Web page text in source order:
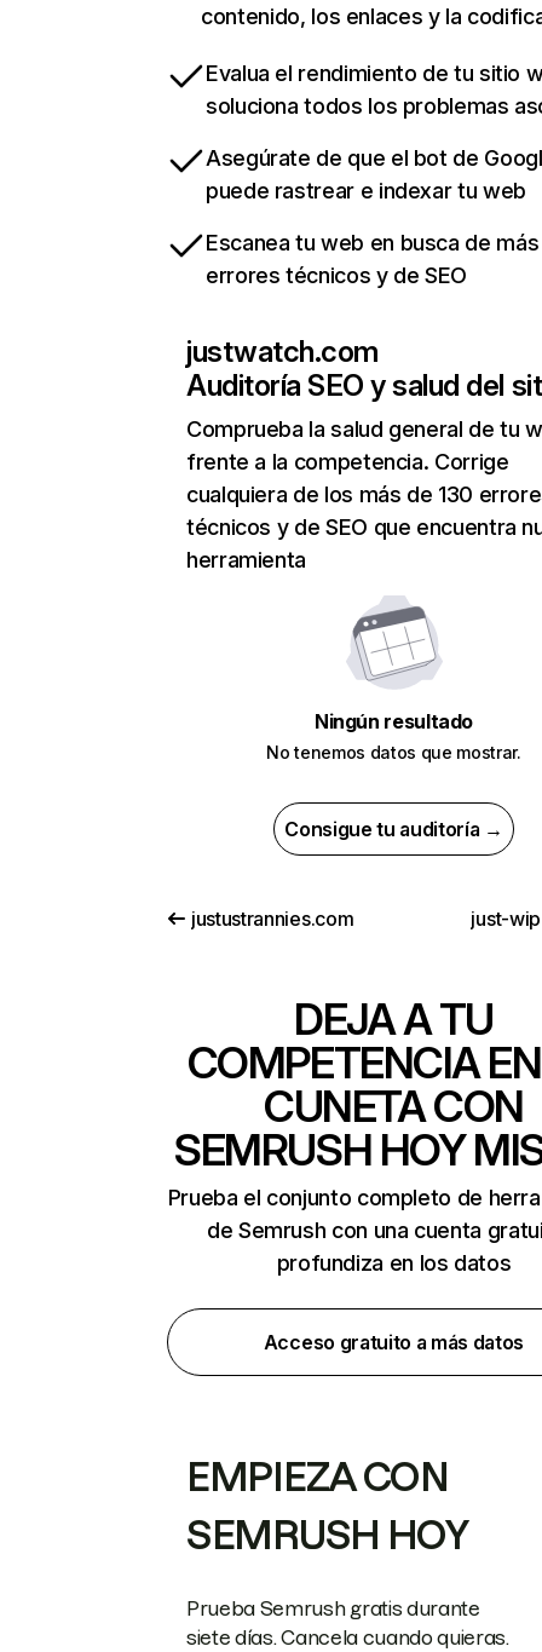
contenido, los enlaces y la
Evalua el rendimiento de tu sitio
soluciona todos los problemas
Asegúrate de que el bot de
puede rastrear e indexar tu web
Escanea tu web en busca de
errores técnicos y de SEO
justwatch.com
Auditoría SEO y salud del
Comprueba la salud general de tu
frente a la competencia. Corrige
cualquiera de los más de 130
técnicos y de SEO que encuentra
herramienta
Ningún resultado
No tenemos datos que mostrar.
Consigue tu auditoría →
justustrannies.com just-
DEJA A TU
COMPETENCIA
CUNETA CON
SEMRUSH HOY
Prueba el conjunto completo de
de Semrush con una cuenta
profundiza en los datos
Acceso gratuito a más datos
EMPIEZA CON
SEMRUSH HOY
Prueba Semrush gratis durante
siete días. Cancela cuando quieras.